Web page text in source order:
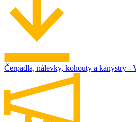
Čerpadla, nálevky, kohouty a kanystry -